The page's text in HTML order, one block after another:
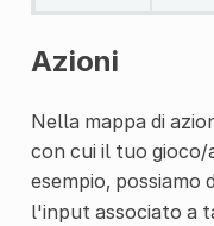
Azioni
Nella mappa di
con cui il tuo gioco/
esempio, possiamo
l'input associato a